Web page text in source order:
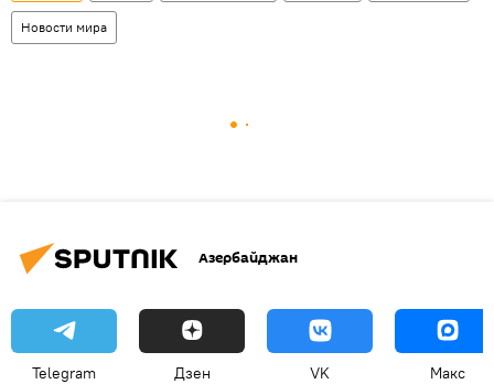
Новости мира
Азербайджан
Telegram Дзен VK Макс